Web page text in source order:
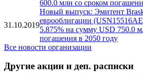
600.0 млн со сроком
31.10.2019
Новый выпуск: Эмитент
еврооблигации
5.875% на сумму USD 750.0
погашения в 2050 году
Все новости организации
Другие акции и деп. расписки